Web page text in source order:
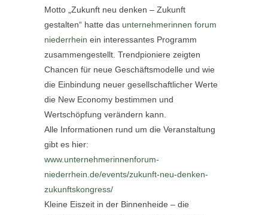
Motto „Zukunft neu denken – Zukunft
gestalten“ hatte das unternehmerinnen forum
niederrhein ein interessantes Programm
zusammengestellt. Trendpioniere zeigten
Chancen für neue Geschäftsmodelle und wie
die Einbindung neuer gesellschaftlicher Werte
die New Economy bestimmen und
Wertschöpfung verändern kann.
Alle Informationen rund um die Veranstaltung
gibt es hier:
www.unternehmerinnenforum-
niederrhein.de/events/zukunft-neu-denken-
zukunftskongress/
Kleine Eiszeit in der Binnenheide – die